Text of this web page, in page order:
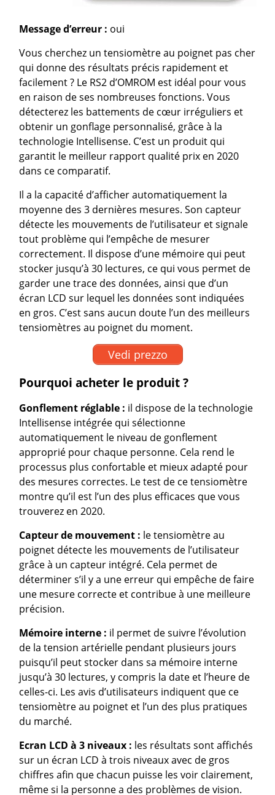
Message d’erreur : oui
Vous cherchez un tensiomètre au poignet pas cher
qui donne des résultats précis rapidement et
facilement ? Le RS2 d’OMROM est idéal pour vous
en raison de ses nombreuses fonctions. Vous
détecterez les battements de cœur irréguliers et
obtenir un gonflage personnalisé, grâce à la
technologie Intellisense. C’est un produit qui
garantit le meilleur rapport qualité prix en 2020
dans ce comparatif.
Il a la capacité d’afficher automatiquement la
moyenne des 3 dernières mesures. Son capteur
détecte les mouvements de l’utilisateur et signale
tout problème qui l’empêche de mesurer
correctement. Il dispose d’une mémoire qui peut
stocker jusqu’à 30 lectures, ce qui vous permet de
garder une trace des données, ainsi que d’un
écran LCD sur lequel les données sont indiquées
en gros. C’est sans aucun doute l’un des meilleurs
tensiomètres au poignet du moment.
Vedi prezzo
Pourquoi acheter le produit ?
Gonflement réglable : il dispose de la technologie
Intellisense intégrée qui sélectionne
automatiquement le niveau de gonflement
approprié pour chaque personne. Cela rend le
processus plus confortable et mieux adapté pour
des mesures correctes. Le test de ce tensiomètre
montre qu’il est l’un des plus efficaces que vous
trouverez en 2020.
Capteur de mouvement : le tensiomètre au
poignet détecte les mouvements de l’utilisateur
grâce à un capteur intégré. Cela permet de
déterminer s’il y a une erreur qui empêche de faire
une mesure correcte et contribue à une meilleure
précision.
Mémoire interne : il permet de suivre l’évolution
de la tension artérielle pendant plusieurs jours
puisqu’il peut stocker dans sa mémoire interne
jusqu’à 30 lectures, y compris la date et l’heure de
celles-ci. Les avis d’utilisateurs indiquent que ce
tensiomètre au poignet et l’un des plus pratiques
du marché.
Ecran LCD à 3 niveaux : les résultats sont affichés
sur un écran LCD à trois niveaux avec de gros
chiffres afin que chacun puisse les voir clairement,
même si la personne a des problèmes de vision.